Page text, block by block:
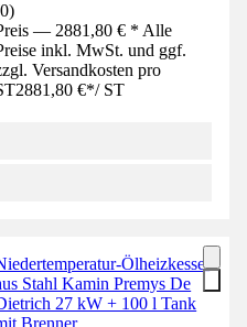
0)
— 2881,80 € * Alle
inkl. MwSt. und ggf.
Versandkosten pro
2881,80 €*/ ST
Ölheizkessel
Stahl Kamin Premys De
27 kW + 100 l Tank